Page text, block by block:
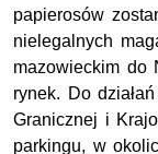
papierosów
nielegalnych
mazowieckim do
rynek. Do
Granicznej i
parkingu, w